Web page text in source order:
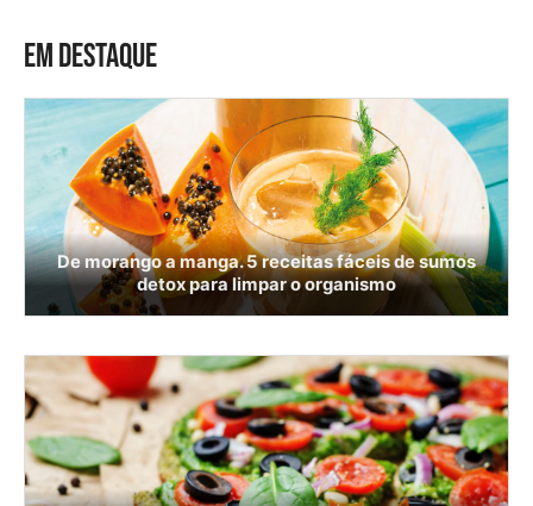
EM DESTAQUE
De morango a manga. 5 receitas fáceis de sumos
detox para limpar o organismo